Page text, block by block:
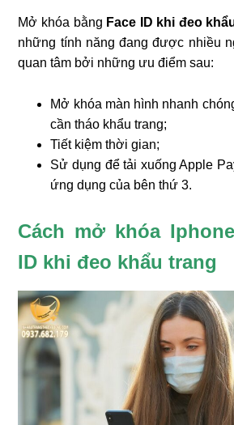
Mở khóa bằng Face ID khi đeo
những tính năng đang được nhiều
quan tâm bởi những ưu điểm sau:
Mở khóa màn hình nhanh
cần tháo khẩu trang;
Tiết kiệm thời gian;
Sử dụng để tải xuống Apple
ứng dụng của bên thứ 3.
Cách mở khóa
ID khi đeo khẩu trang
❄